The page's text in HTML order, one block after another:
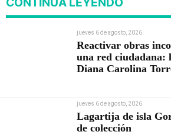
jueves 6 de agosto, 2026
Reactivar obras
una red ciudadana:
Diana Carolina
jueves 6 de agosto, 2026
Lagartija de isla
de colección